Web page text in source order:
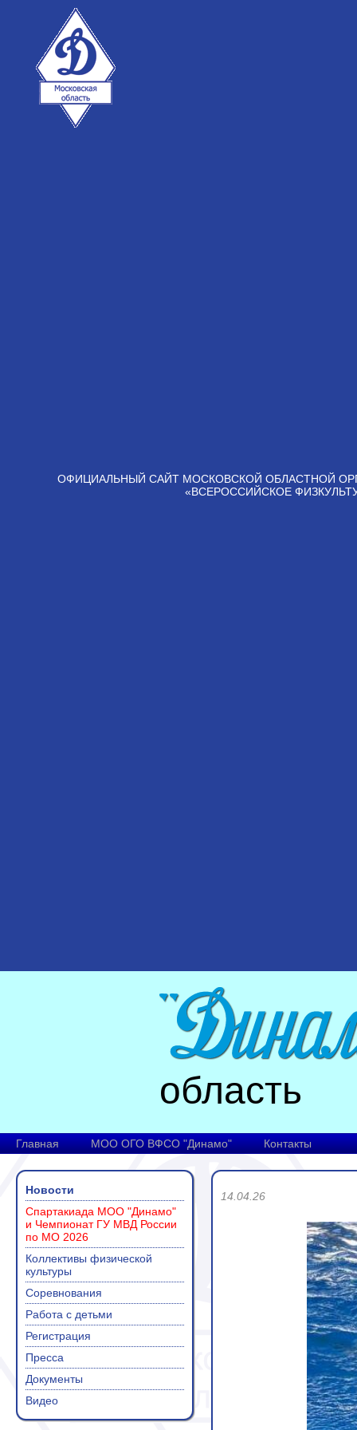
ОФИЦИАЛЬНЫЙ САЙТ МОСКОВСКОЙ ОБЛАСТНОЙ
«ВСЕРОССИЙСКОЕ
область
Главная МОО ОГО ВФСО "Динамо" Контакты
Новости
Спартакиада МОО "Динамо"
и Чемпионат ГУ МВД России
по МО 2026
Коллективы физической
культуры
Соревнования
Работа с детьми
Регистрация
Пресса
Документы
Видео
14.04.26